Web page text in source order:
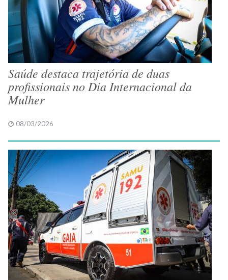
Saúde destaca trajetória de duas
profissionais no Dia Internacional da
Mulher
08/03/2026